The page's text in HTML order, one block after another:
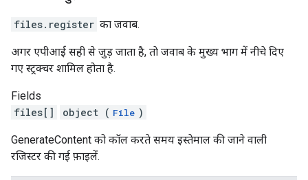
files.register का जवाब.
अगर एपीआई सही से जुड़ जाता है, ताे जवाब के मुख्य भाग में नीचे दिए
गए स्ट्रक्चर शामिल होता है.
Fields
files[]
object ( File )
GenerateContent को कॉल करते समय इस्तेमाल की जाने वाली
रजिस्टर की गई फ़ाइलें.